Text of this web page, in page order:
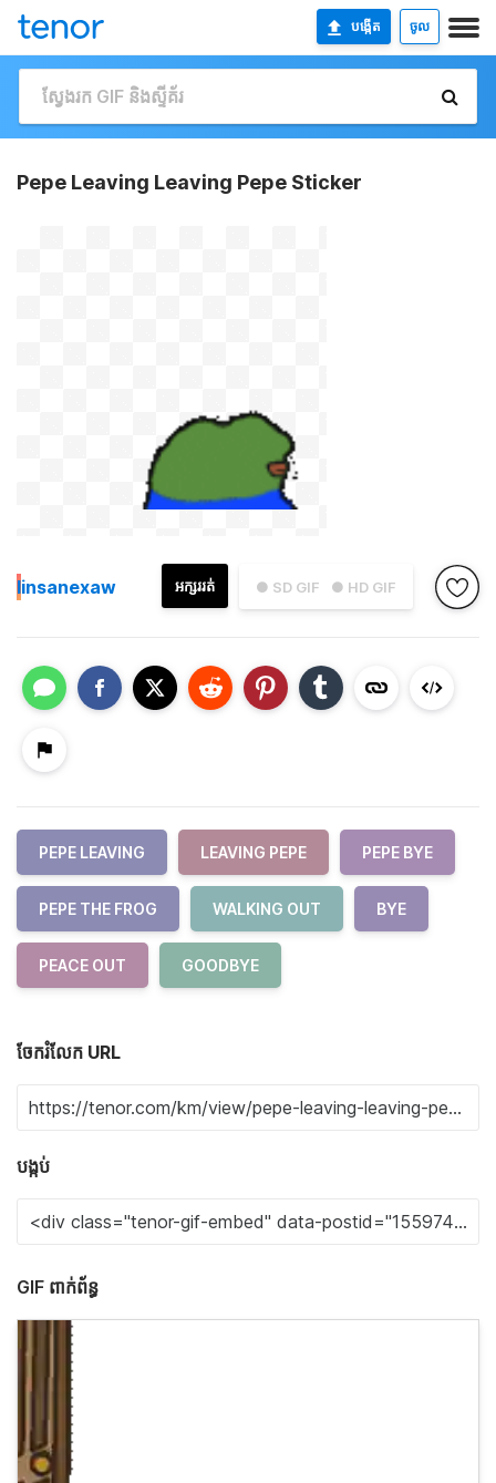
បង្កើត ចូល
Pepe Leaving Leaving Pepe Sticker
● SD GIF ● HD GIF
អក្សររត់
Iinsanexaw
PEPE LEAVING LEAVING PEPE PEPE BYE
PEPE THE FROG WALKING OUT BYE
PEACE OUT GOODBYE
ចែករំលែក URL
បង្កប់
GIF ពាក់ព័ន្ធ